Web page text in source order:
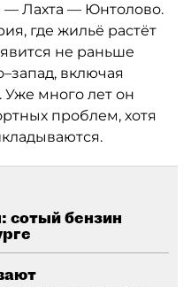
— Лахта — Юнтолово.
где жильё растёт
не раньше
включая
много лет он
проблем, хотя
бензин